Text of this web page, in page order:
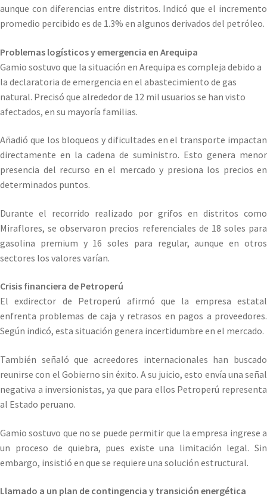
aunque con diferencias entre distritos. Indicó que el incremento
promedio percibido es de 1.3% en algunos derivados del petróleo.
Problemas logísticos y emergencia en Arequipa
Gamio sostuvo que la situación en Arequipa es compleja debido a
la declaratoria de emergencia en el abastecimiento de gas
natural. Precisó que alrededor de 12 mil usuarios se han visto
afectados, en su mayoría familias.
Añadió que los bloqueos y dificultades en el transporte impactan
directamente en la cadena de suministro. Esto genera menor
presencia del recurso en el mercado y presiona los precios en
determinados puntos.
Durante el recorrido realizado por grifos en distritos como
Miraflores, se observaron precios referenciales de 18 soles para
gasolina premium y 16 soles para regular, aunque en otros
sectores los valores varían.
Crisis financiera de Petroperú
El exdirector de Petroperú afirmó que la empresa estatal
enfrenta problemas de caja y retrasos en pagos a proveedores.
Según indicó, esta situación genera incertidumbre en el mercado.
También señaló que acreedores internacionales han buscado
reunirse con el Gobierno sin éxito. A su juicio, esto envía una señal
negativa a inversionistas, ya que para ellos Petroperú representa
al Estado peruano.
Gamio sostuvo que no se puede permitir que la empresa ingrese a
un proceso de quiebra, pues existe una limitación legal. Sin
embargo, insistió en que se requiere una solución estructural.
Llamado a un plan de contingencia y transición energética